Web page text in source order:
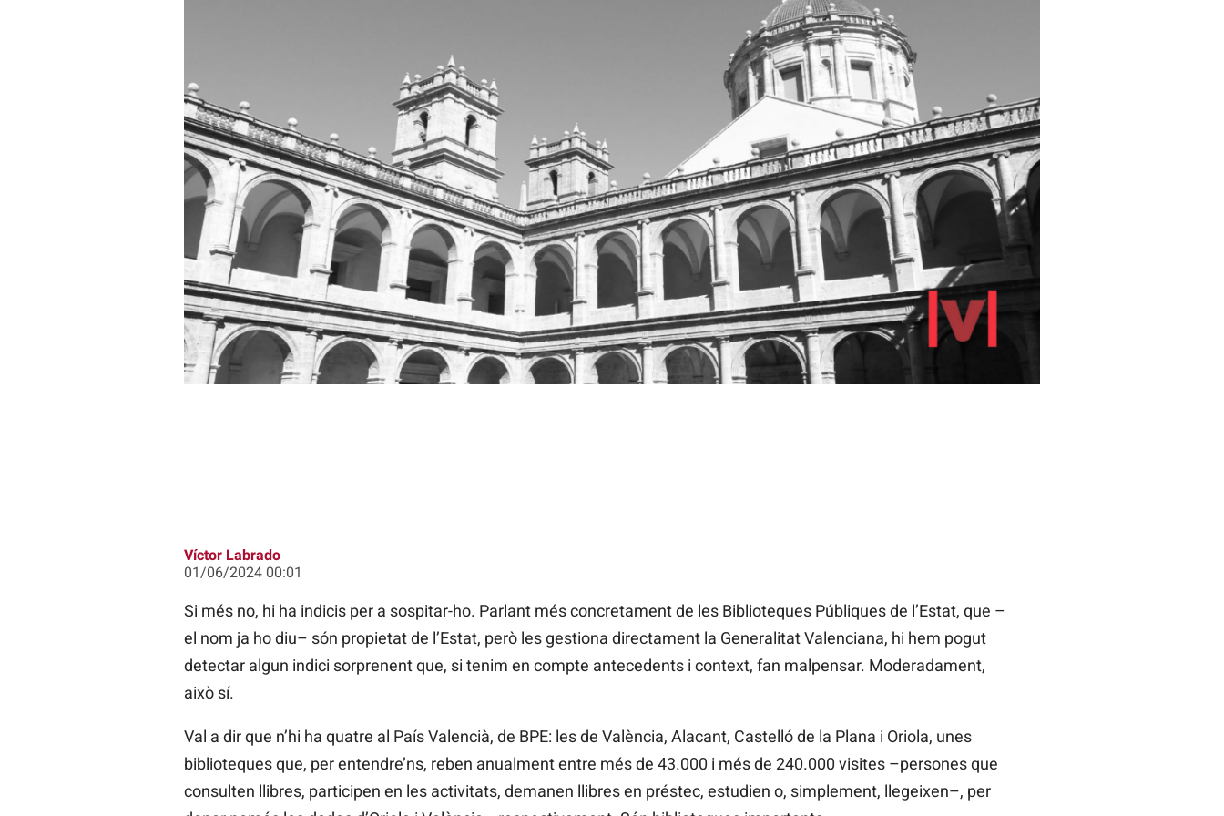
Víctor Labrado
01/06/2024 00:01
Si més no, hi ha indicis per a sospitar-ho. Parlant més concretament de les Biblioteques Públiques de l’Estat, que –
el nom ja ho diu– són propietat de l’Estat, però les gestiona directament la Generalitat Valenciana, hi hem pogut
detectar algun indici sorprenent que, si tenim en compte antecedents i context, fan malpensar. Moderadament,
això sí.
Val a dir que n’hi ha quatre al País Valencià, de BPE: les de València, Alacant, Castelló de la Plana i Oriola, unes
biblioteques que, per entendre’ns, reben anualment entre més de 43.000 i més de 240.000 visites –persones que
consulten llibres, participen en les activitats, demanen llibres en préstec, estudien o, simplement, llegeixen–, per